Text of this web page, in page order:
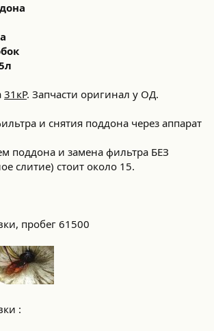
31кР. Запчасти оригинал у ОД.
и снятия поддона через аппарат
поддона и замена фильтра БЕЗ
слитие) стоит около 15.
пробег 61500
: